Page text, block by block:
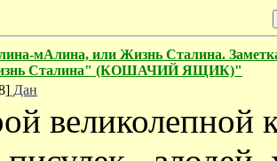
мАлина, или Жизнь Сталина.
Сталина" (КОШАЧИЙ ЯЩИК)"
Дан
великолепной